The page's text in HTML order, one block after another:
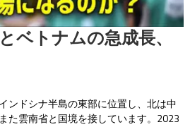
ベトナムの急成長、
ンドシナ半島の東部に位置し、北は中
た雲南省と国境を接しています。2023